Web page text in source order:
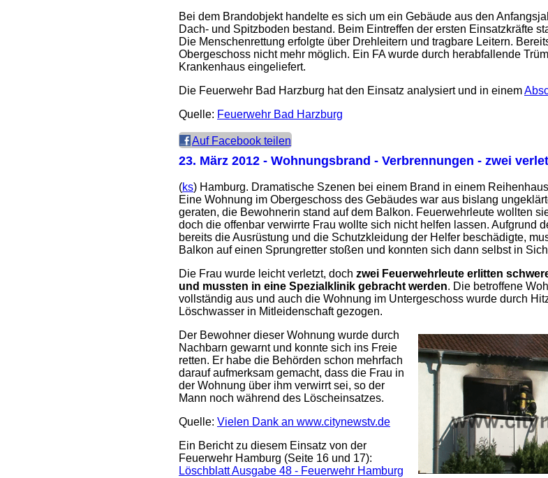
Bei dem Brandobjekt handelte es sich um ein Gebäude aus den
Dach- und Spitzboden bestand. Beim Eintreffen der ersten Einsatzkräfte
Die Menschenrettung erfolgte über Drehleitern und tragbare Leitern.
Obergeschoss nicht mehr möglich. Ein FA wurde durch herabfallende
Krankenhaus eingeliefert.
Die Feuerwehr Bad Harzburg hat den Einsatz analysiert und in einem
Quelle: Feuerwehr Bad Harzburg
Auf Facebook teilen
23. März 2012 - Wohnungsbrand - Verbrennungen - zwei
(ks) Hamburg. Dramatische Szenen bei einem Brand in einem
Eine Wohnung im Obergeschoss des Gebäudes war aus bislang
geraten, die Bewohnerin stand auf dem Balkon. Feuerwehrleute wollten
doch die offenbar verwirrte Frau wollte sich nicht helfen lassen. Aufgrund
bereits die Ausrüstung und die Schutzkleidung der Helfer beschädigte,
Balkon auf einen Sprungretter stoßen und konnten sich dann selbst in
Die Frau wurde leicht verletzt, doch zwei Feuerwehrleute erlitten
und mussten in eine Spezialklinik gebracht werden. Die betroffene
vollständig aus und auch die Wohnung im Untergeschoss wurde durch
Löschwasser in Mitleidenschaft gezogen.
Der Bewohner dieser Wohnung wurde durch
Nachbarn gewarnt und konnte sich ins Freie
retten. Er habe die Behörden schon mehrfach
darauf aufmerksam gemacht, dass die Frau in
der Wohnung über ihm verwirrt sei, so der
Mann noch während des Löscheinsatzes.
Quelle: Vielen Dank an www.citynewstv.de
Ein Bericht zu diesem Einsatz von der
Feuerwehr Hamburg (Seite 16 und 17):
Löschblatt Ausgabe 48 - Feuerwehr Hamburg